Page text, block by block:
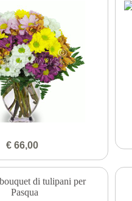
€ 66,00
di tulipani per
Pasqua